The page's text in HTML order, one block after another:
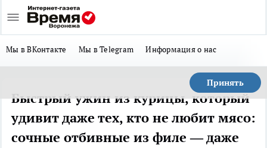
Мы в ВКонтакте Мы в Telegram Информация о нас
Принять
Быстрый ужин из курицы, который
удивит даже тех, кто не любит мясо:
сочные отбивные из филе — даже